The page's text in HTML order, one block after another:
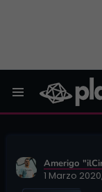
Amerigo
1 Marzo